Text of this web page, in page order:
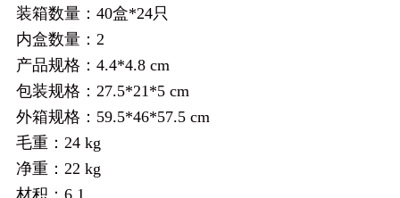
装箱数量：40盒*24只
内盒数量：2
产品规格：4.4*4.8 cm
包装规格：27.5*21*5 cm
外箱规格：59.5*46*57.5 cm
毛重：24 kg
净重：22 kg
材积：6.1